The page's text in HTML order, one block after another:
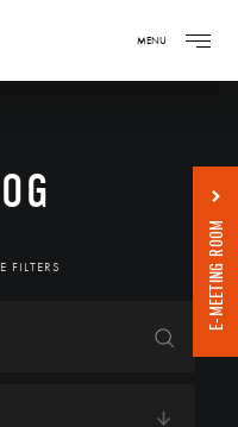
MENU
FILTERS E-MEETING ROOM